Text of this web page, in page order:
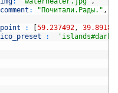
comment : "Почитали.Рады." ,
point : [59.237492 ,
ico_preset
: